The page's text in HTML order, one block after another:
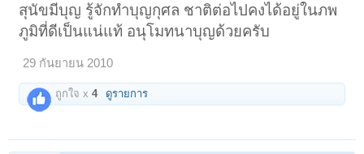
บิณฑบาตในหมู่บ้าน โดยคาบถังพลาสติก 1 ใบ เดินบิณฑบาตพร้อมกับพระ
และเด็กวัด สร้างความน่ารัก น่าเอ็นดูให้แก่ผู้ที่พบเห็น ชาวบ้านที่ทำบุญใส่
บาตรก็รู้สึกได้ทำบุญกับพระและได้ทำทานให้อาหารสุนัขด้วย
สุนัขมีบุญ รู้จักทำบุญกุศล ชาติต่อไปคงได้อยู่ในภพ
ภูมิที่ดีเป็นแน่แท้ อนุโมทนาบุญด้วยครับ
29 กันยายน 2010
ถูกใจ x4 ดูรายการ